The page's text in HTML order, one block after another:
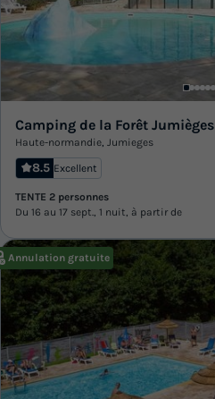
Camping de la Forêt Jumièges
Haute-normandie, Jumieges
8.5 Excellent
TENTE 2 personnes
Du 16 au 17 sept., 1 nuit, à partir de
Annulation gratuite